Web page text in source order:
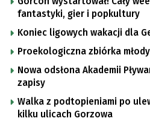
fantastyki, gier i popkultury
Koniec ligowych wakacji dla
Proekologiczna zbiórka
Nowa odsłona Akademii
zapisy
Walka z podtopieniami po
kilku ulicach Gorzowa